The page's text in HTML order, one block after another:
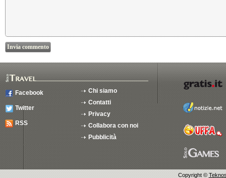
Facebook
Twitter
RSS
Chi siamo
Contatti
Privacy
Collabora con noi
Pubblicità
Copyright ©